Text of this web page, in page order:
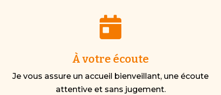

À votre écoute
Je vous assure un accueil bienveillant, une écoute
attentive et sans jugement.